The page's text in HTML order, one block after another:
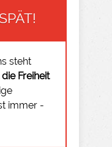
steht
Freiheit
immer -